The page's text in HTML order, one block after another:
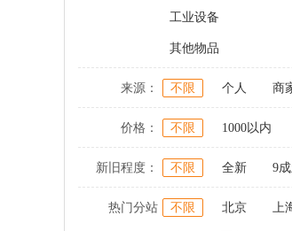
工业设备
其他物品
来源： 不限 个人 商
价格： 不限 1000以内
新旧程度： 不限 全新 9
热门分站 不限 北京 上